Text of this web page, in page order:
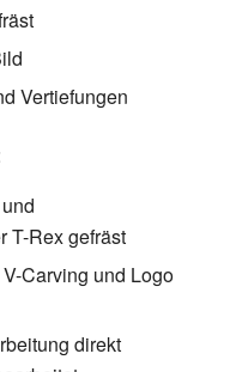
Vertiefungen
T-Rex gefräst
Carving und Logo
direkt